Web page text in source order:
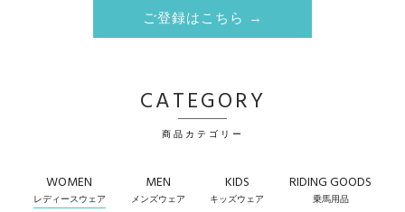
ご登録はこちら →
CATEGORY
商品カテゴリー
WOMEN
レディースウェア
MEN
メンズウェア
KIDS
キッズウェア
RIDING GOODS
乗馬用品